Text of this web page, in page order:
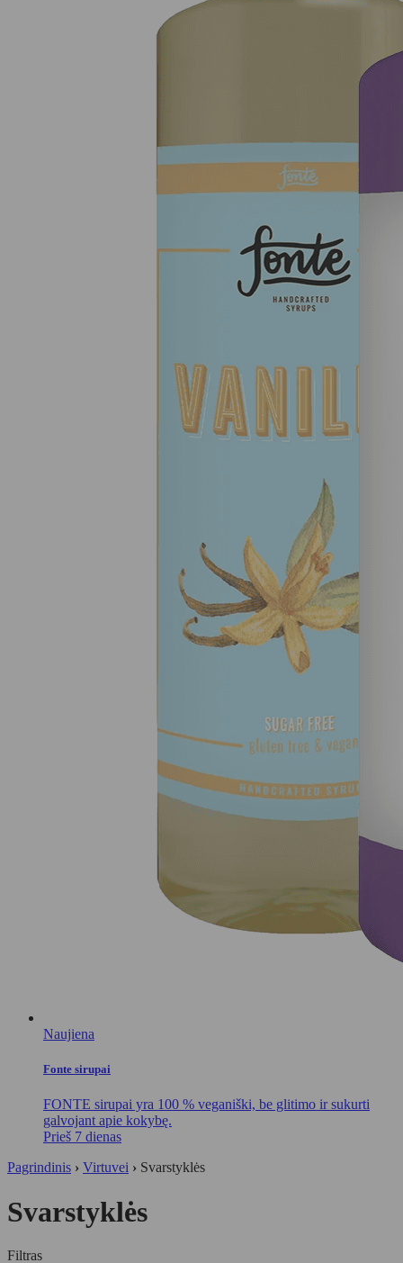
Naujiena
Fonte sirupai
FONTE sirupai yra 100 % veganiški, be glitimo ir sukurti
galvojant apie kokybę.
Prieš 7 dienas
Pagrindinis › Virtuvei › Svarstyklės
Svarstyklės
Filtras